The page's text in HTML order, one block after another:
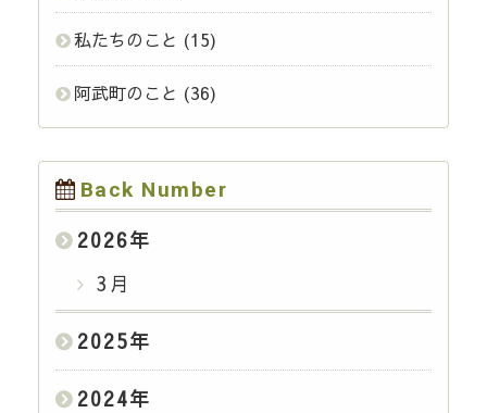
私たちのこと (15)
阿武町のこと (36)
Back Number
2026年
3月
2025年
2024年